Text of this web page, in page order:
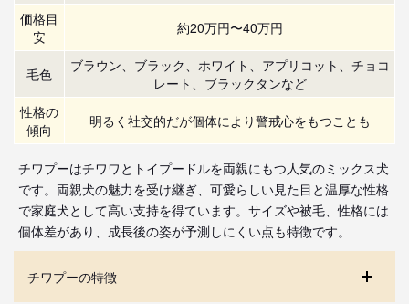
価格目
安
約20万円〜40万円
毛色
ブラウン、ブラック、ホワイト、アプリコット、チョコ
レート、ブラックタンなど
性格の
傾向
明るく社交的だが個体により警戒心をもつことも
チワプーはチワワとトイプードルを両親にもつ人気のミックス犬
です。両親犬の魅力を受け継ぎ、可愛らしい見た目と温厚な性格
で家庭犬として高い支持を得ています。サイズや被毛、性格には
個体差があり、成長後の姿が予測しにくい点も特徴です。
チワプーの特徴